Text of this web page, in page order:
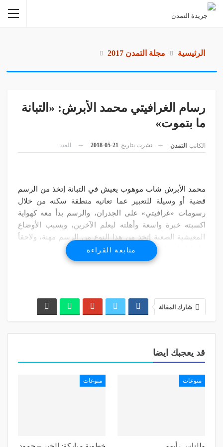
الرئيسية مجلة التمدن 2017
رسام الغرافيتي محمد الأبرش: «التبانة
ما بتموت»
الكاتب التمدن نشرت بتاريخ 21-05-2018 العدد :
محمد الأبرش شاب موهوب يعيش في التبانة إتخذ من الرسم
قضية أو وسيلة للتعبير عما تعانيه منطقة سكنه من خلال
رسومات «غرافيتي» على الجدران، والرسم بدأ معه كهواية
اكسبته خبرة واسعة وأهلته ليعلم الآخرين، وبسبب الأوضاع
المعيشية الصعبة إتخذ من هذا النوع من الرسم مهنة، ولاحقاً
عاد ليكمل تعليمه.
في طرابلس التي أشعر فيها ان لا أحد يهتم برسم الغرافيتي.
سبيل المثال أقوم حالياً بالرسم على جدران بعض المدارس
الفكرة لاقت قبولاً لدى إدارات بعض المدارس والبعض الآخر لم
متابعة القراءة
شارك المقالة
قد يعجبك ايضا
منوعات منوعات